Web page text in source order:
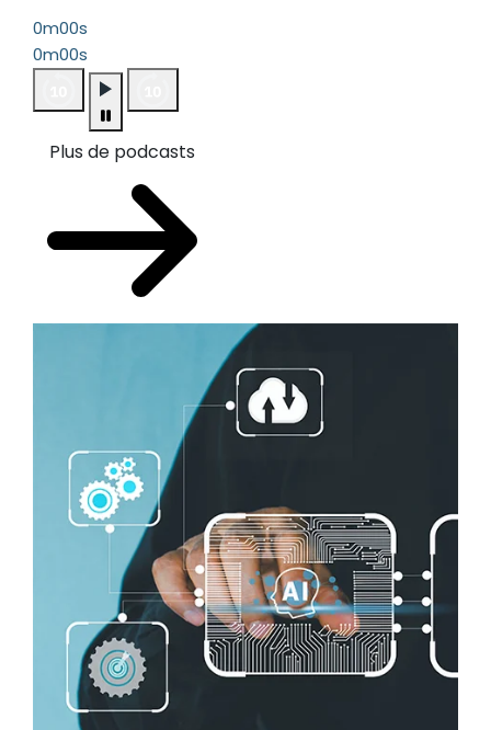
0m00s
0m00s
Plus de podcasts